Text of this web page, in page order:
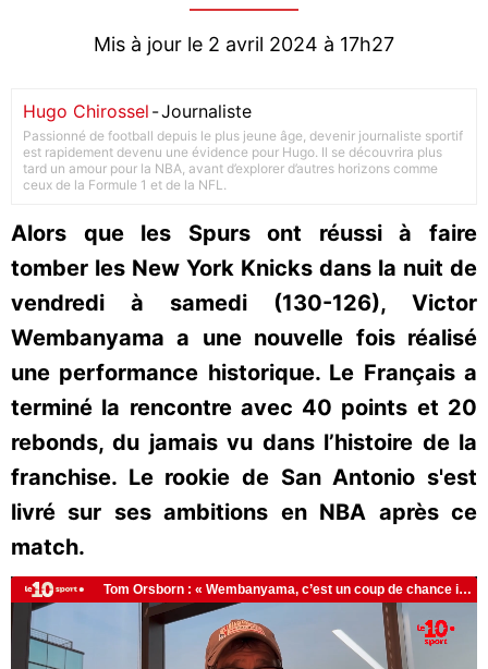
Mis à jour le 2 avril 2024 à 17h27
Hugo Chirossel -Journaliste
Passionné de football depuis le plus jeune âge, devenir journaliste sportif
est rapidement devenu une évidence pour Hugo. Il se découvrira plus
tard un amour pour la NBA, avant d’explorer d’autres horizons comme
ceux de la Formule 1 et de la NFL.
Alors que les Spurs ont réussi à faire
tomber les New York Knicks dans la nuit de
vendredi à samedi (130-126), Victor
Wembanyama a une nouvelle fois réalisé
une performance historique. Le Français a
terminé la rencontre avec 40 points et 20
rebonds, du jamais vu dans l’histoire de la
franchise. Le rookie de San Antonio s'est
livré sur ses ambitions en NBA après ce
match.